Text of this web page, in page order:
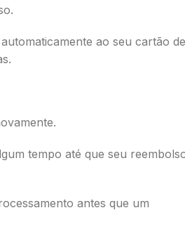
ao seu cartão de
tempo até que seu
antes que um